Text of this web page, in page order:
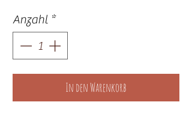
Anzahl *
In den Warenkorb